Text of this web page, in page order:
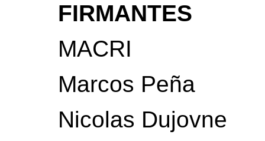
FIRMANTES
MACRI
Marcos Peña
Nicolas Dujovne